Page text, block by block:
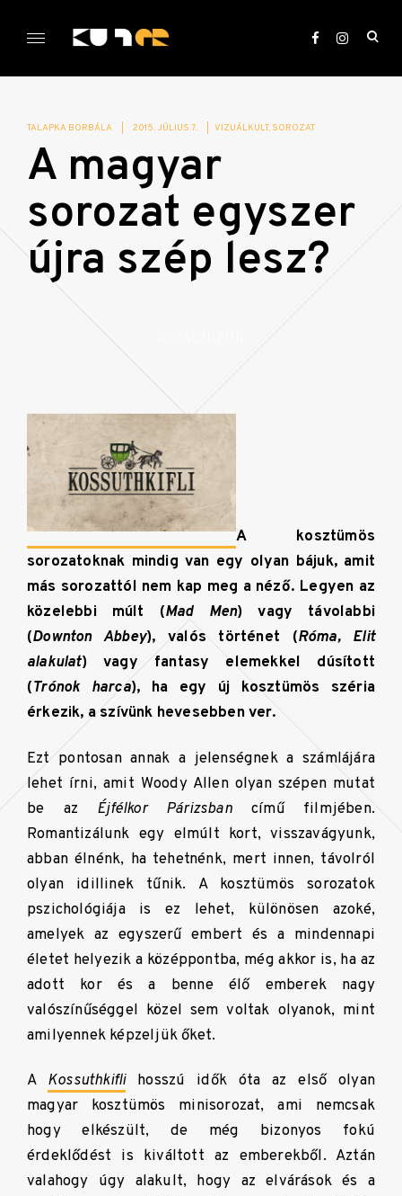
KULTer.hu
TALAPKA BORBÁLA 2015. JÚLIUS 7. VIZUÁLKULT SOROZAT
A magyar
sorozat egyszer
újra szép lesz?
A kosztümös
sorozatoknak mindig van egy olyan bájuk, amit
más sorozattól nem kap meg a néző. Legyen az
közelebbi múlt (Mad Men) vagy távolabbi
(Downton Abbey), valós történet (Róma, Elit
alakulat) vagy fantasy elemekkel dúsított
(Trónok harca), ha egy új kosztümös széria
érkezik, a szívünk hevesebben ver.
Ezt pontosan annak a jelenségnek a számlájára
lehet írni, amit Woody Allen olyan szépen mutat
be az Éjfélkor Párizsbancímű filmjében.
Romantizálunk egy elmúlt kort, visszavágyunk,
abban élnénk, ha tehetnénk, mert innen, távolról
olyan idillinek tűnik. A kosztümös sorozatok
pszichológiája is ez lehet, különösen azoké,
amelyek az egyszerű embert és a mindennapi
életet helyezik a középpontba, még akkor is, ha az
adott kor és a benne élő emberek nagy
valószínűséggel közel sem voltak olyanok, mint
amilyennek képzeljük őket.
A Kossuthkiflihosszú idők óta az első olyan
magyar kosztümös minisorozat, ami nemcsak
hogy elkészült, de még bizonyos fokú
érdeklődést is kiváltott az emberekből. Aztán
valahogy úgy alakult, hogy az elvárások és a